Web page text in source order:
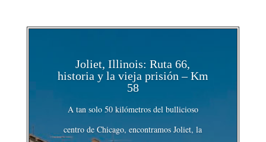
Joliet, Illinois: Ruta 66,
historia y la vieja prisión – Km
58
A tan solo 50 kilómetros del bullicioso
centro de Chicago, encontramos Joliet, la